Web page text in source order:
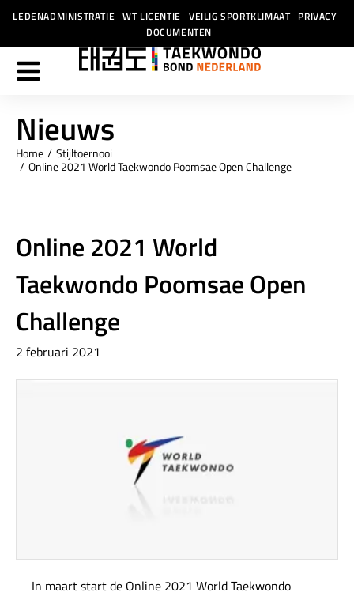
LEDENADMINISTRATIE WT LICENTIE VEILIG SPORTKLIMAAT PRIVACY
DOCUMENTEN
Nieuws
Je bent hier:
Home
Stijltoernooi
Online 2021 World Taekwondo Poomsae Open Challenge
Online 2021 World
Taekwondo Poomsae Open
Challenge
2 februari 2021
In maart start de Online 2021 World Taekwondo